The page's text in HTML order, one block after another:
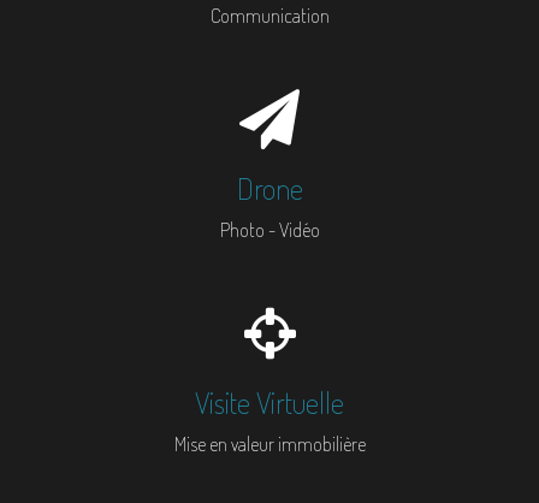
Communication
Drone
Photo - Vidéo
Visite Virtuelle
Mise en valeur immobilière